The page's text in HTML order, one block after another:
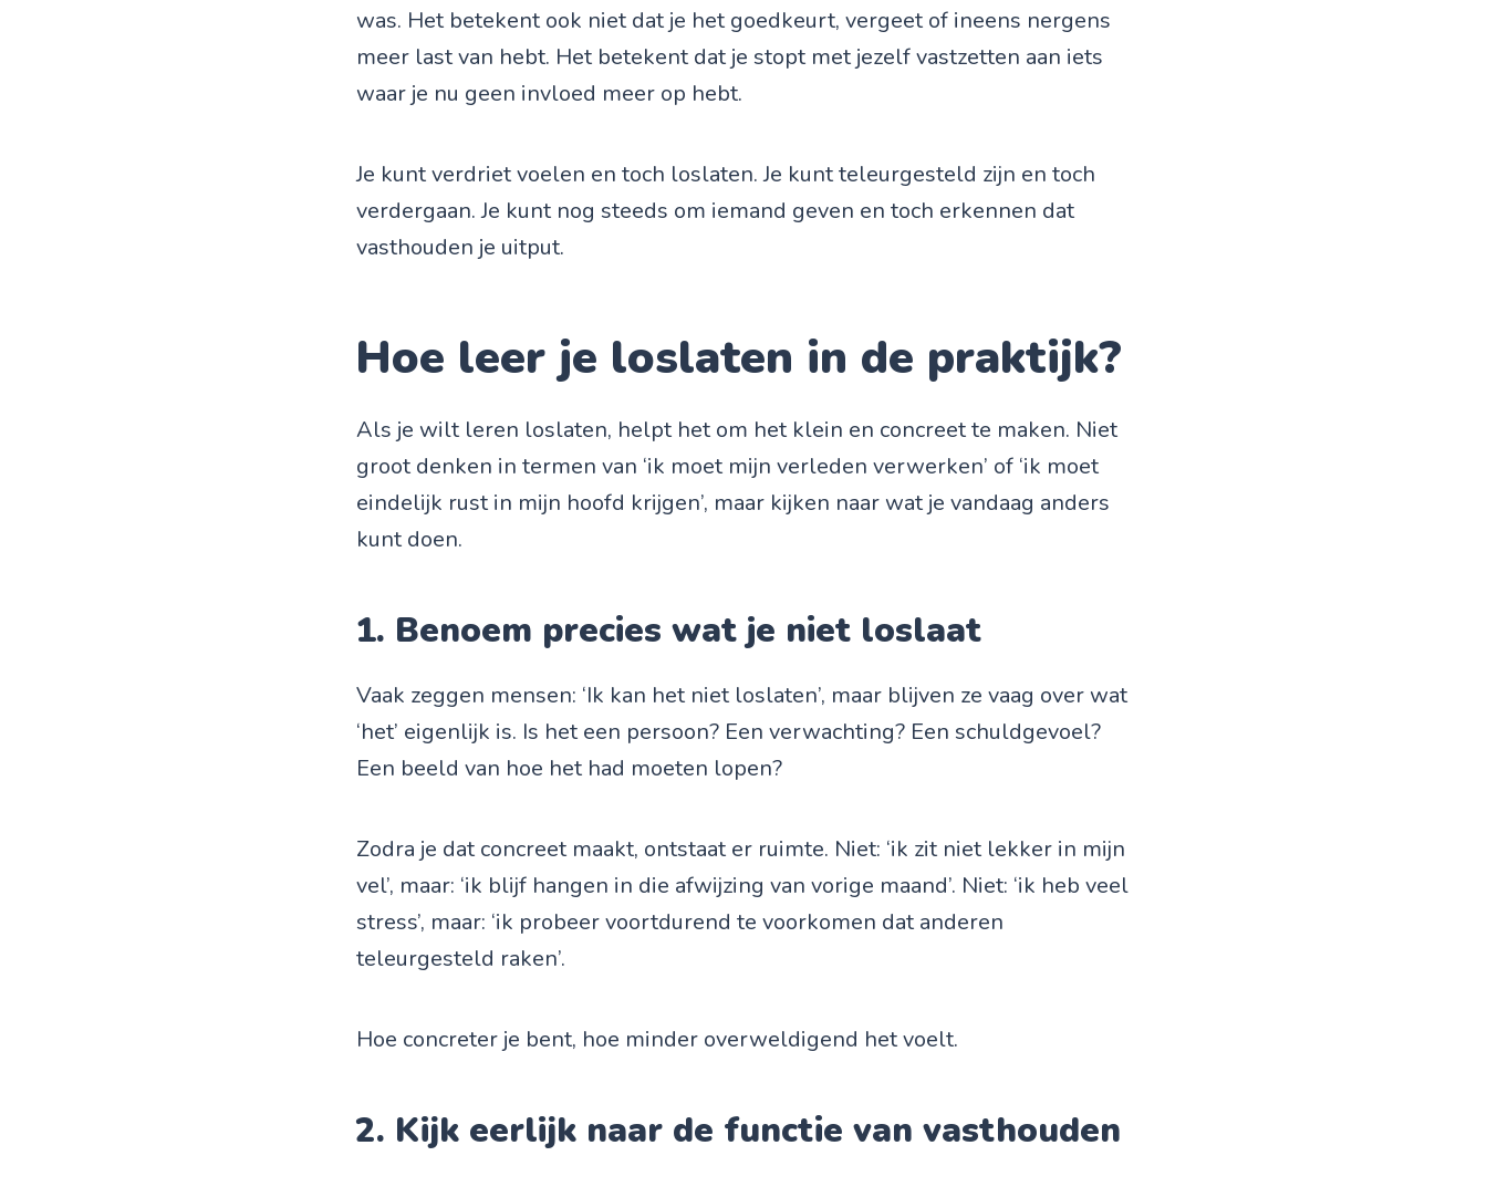
was. Het betekent ook niet dat je het goedkeurt, vergeet of ineens nergens
meer last van hebt. Het betekent dat je stopt met jezelf vastzetten aan iets
waar je nu geen invloed meer op hebt.
Je kunt verdriet voelen en toch loslaten. Je kunt teleurgesteld zijn en toch
verdergaan. Je kunt nog steeds om iemand geven en toch erkennen dat
vasthouden je uitput.
Hoe leer je loslaten in de praktijk?
Als je wilt leren loslaten, helpt het om het klein en concreet te maken. Niet
groot denken in termen van ‘ik moet mijn verleden verwerken’ of ‘ik moet
eindelijk rust in mijn hoofd krijgen’, maar kijken naar wat je vandaag anders
kunt doen.
1. Benoem precies wat je niet loslaat
Vaak zeggen mensen: ‘Ik kan het niet loslaten’, maar blijven ze vaag over wat
‘het’ eigenlijk is. Is het een persoon? Een verwachting? Een schuldgevoel?
Een beeld van hoe het had moeten lopen?
Zodra je dat concreet maakt, ontstaat er ruimte. Niet: ‘ik zit niet lekker in mijn
vel’, maar: ‘ik blijf hangen in die afwijzing van vorige maand’. Niet: ‘ik heb veel
stress’, maar: ‘ik probeer voortdurend te voorkomen dat anderen
teleurgesteld raken’.
Hoe concreter je bent, hoe minder overweldigend het voelt.
2. Kijk eerlijk naar de functie van vasthouden